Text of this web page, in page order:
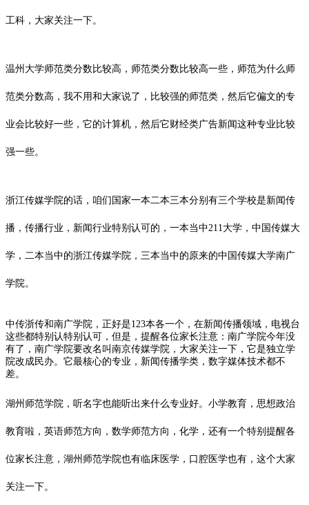
工科，大家关注一下。
温州大学师范类分数比较高，师范类分数比较高一些，师范为什么师
范类分数高，我不用和大家说了，比较强的师范类，然后它偏文的专
业会比较好一些，它的计算机，然后它财经类广告新闻这种专业比较
强一些。
浙江传媒学院的话，咱们国家一本二本三本分别有三个学校是新闻传
播，传播行业，新闻行业特别认可的，一本当中211大学， 中国传媒大
学 ，二本当中的浙江传媒学院，三本当中的原来的中国传媒大学南广
学院。
中传浙传和南广学院，正好是123本各一个，在新闻传播领域，电视台
这些都特别认特别认可，但是，提醒各位家长注意：南广学院今年没
有了，南广学院要改名叫南京传媒学院，大家关注一下，它是独立学
院改成民办。它最核心的专业，新闻传播学类，数字媒体技术都不
差。
湖州师范学院，听名字也能听出来什么专业好。小学教育，思想政治
教育啦，英语师范方向，数学师范方向，化学，还有一个特别提醒各
位家长注意，湖州师范学院也有临床医学，口腔医学也有，这个大家
关注一下。